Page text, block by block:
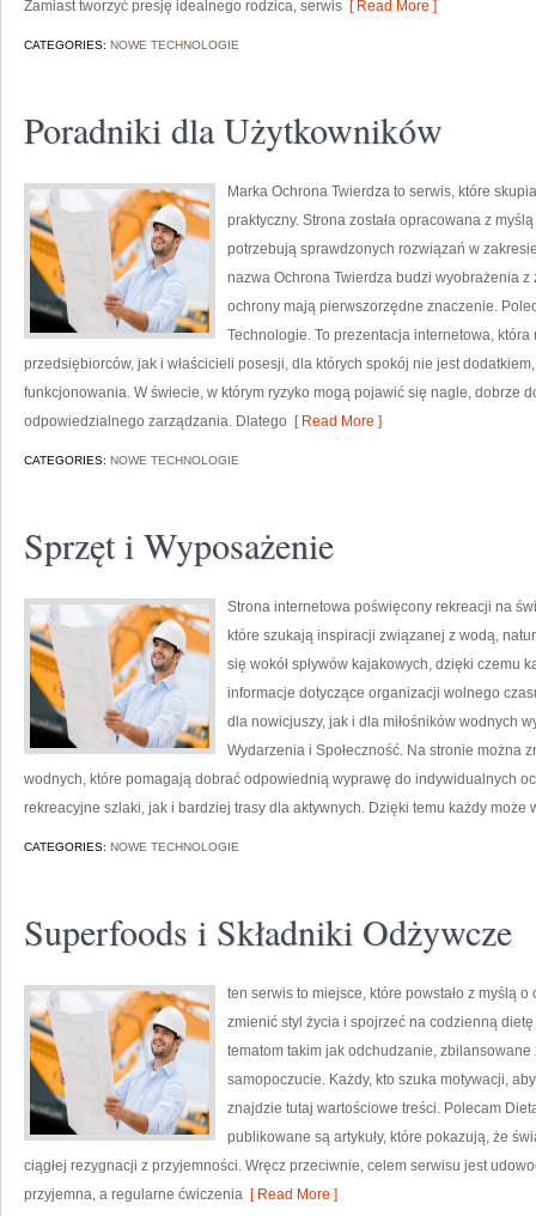
Zamiast tworzyć presję idealnego rodzica, serwis [ Read More ]
CATEGORIES: NOWE TECHNOLOGIE
Poradniki dla Użytkowników
Marka Ochrona Twierdza to serwis, które
praktyczny. Strona została opracowana z
potrzebują sprawdzonych rozwiązań w
nazwa Ochrona Twierdza budzi wyobrażenia
ochrony mają pierwszorzędne znaczenie.
Technologie. To prezentacja internetowa,
przedsiębiorców, jak i właścicieli posesji, dla których spokój nie jest
funkcjonowania. W świecie, w którym ryzyko mogą pojawić się nagle, dobrze
odpowiedzialnego zarządzania. Dlatego [ Read More ]
CATEGORIES: NOWE TECHNOLOGIE
Sprzęt i Wyposażenie
Strona internetowa poświęcony rekreacji na
które szukają inspiracji związanej z wodą,
się wokół spływów kajakowych, dzięki czemu
informacje dotyczące organizacji wolnego
dla nowicjuszy, jak i dla miłośników wodnych
Wydarzenia i Społeczność. Na stronie można
wodnych, które pomagają dobrać odpowiednią wyprawę do indywidualnych
rekreacyjne szlaki, jak i bardziej trasy dla aktywnych. Dzięki temu każdy może
CATEGORIES: NOWE TECHNOLOGIE
Superfoods i Składniki Odżywcze
ten serwis to miejsce, które powstało z myślą
zmienić styl życia i spojrzeć na codzienną
tematom takim jak odchudzanie,
samopoczucie. Każdy, kto szuka motywacji,
znajdzie tutaj wartościowe treści. Polecam
publikowane są artykuły, które pokazują, że
ciągłej rezygnacji z przyjemności. Wręcz przeciwnie, celem serwisu jest
przyjemna, a regularne ćwiczenia [ Read More ]